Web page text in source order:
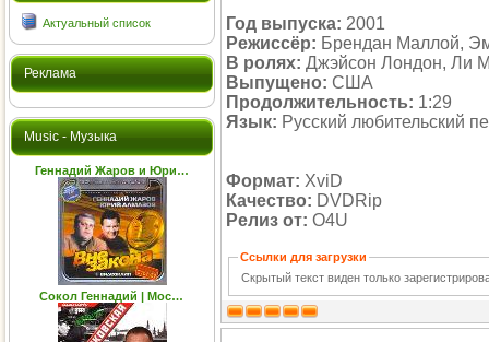
Актуальный список
Реклама
Music - Музыка
Геннадий Жаров и Юри…
Сокол Геннадий | Мос…
Год выпуска: 2001
Режиссёр: Брендан Маллой,
В ролях: Джэйсон Лондон, Ли
Выпущено: США
Продолжительность: 1:29
Язык: Русский любительский
Формат: XviD
Качество: DVDRip
Релиз от: O4U
Ссылки для загрузки
Скрытый текст виден только